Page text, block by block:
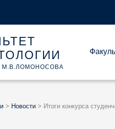
М.В.ЛОМОНОСОВА
> Новости > Итоги конкурса